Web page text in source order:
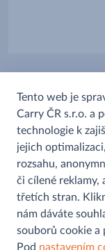
Tento web je
Carry ČR s.r.o. a
technologie k
jejich
rozsahu,
či cílené
třetích stran.
nám dáváte
souborů cookie a
Pod nastavením
Pomoc a